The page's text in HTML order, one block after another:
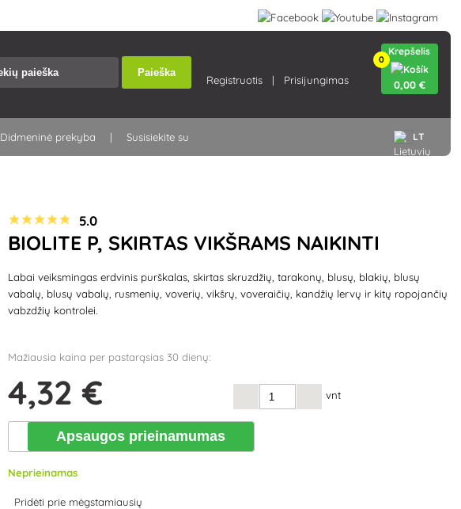
Paieška
Registruotis Prisijungimas
0
Krepšelis
0,00 €
LT
Didmeninė prekyba Susisiekite su
5.0
BIOLITE P, SKIRTAS VIKŠRAMS NAIKINTI
Labai veiksmingas erdvinis purškalas, skirtas skruzdžių, tarakonų, blusų, blakių, blusų
vabalų, blusų vabalų, rusmenių, voverių, vikšrų, voveraičių, kandžių lervų ir kitų ropojančių
vabzdžių kontrolei.
Mažiausia kaina per pastarąsias 30 dienų:
4,32 € vnt
Apsaugos prieinamumas
Neprieinamas
Pridėti prie mėgstamiausių